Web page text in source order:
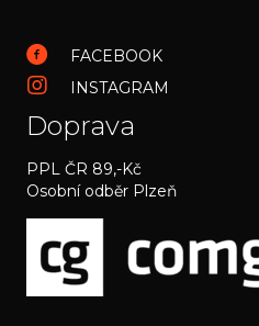
FACEBOOK
INSTAGRAM
Doprava
PPL ČR 89,-Kč
Osobní odběr Plzeň